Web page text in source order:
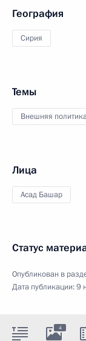
География
Сирия
Темы
Внешняя
Лица
Асад Башар
Статус
Опубликован в
Дата публикации:9
4